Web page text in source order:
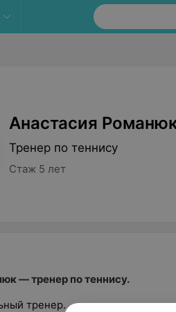
Анастасия
Тренер по теннису
Стаж 5 лет
— тренер по теннису.
тренер.